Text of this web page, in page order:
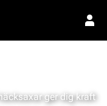
ger dig kraft